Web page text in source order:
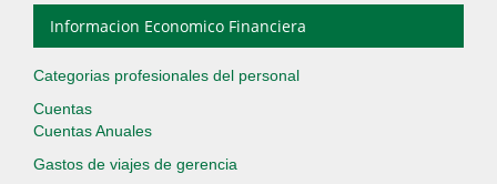
Informacion Economico Financiera
Categorias profesionales del personal
Cuentas
Cuentas Anuales
Gastos de viajes de gerencia